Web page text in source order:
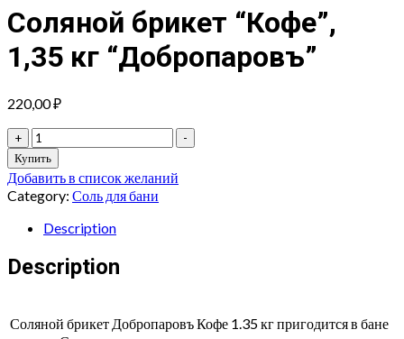
Соляной брикет “Кофе”,
1,35 кг “Добропаровъ”
220,00₽
+
Соляной
брикет
"Кофе",
1,35
кг
"Добропаровъ"
-
Купить
Добавить в список желаний
Category: Соль для бани
Description
Description
Соляной брикет Добропаровъ Кофе 1.35 кг пригодится в бане